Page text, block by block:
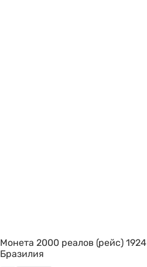
Монета 2000 реалов (рейс) 1924
Бразилия